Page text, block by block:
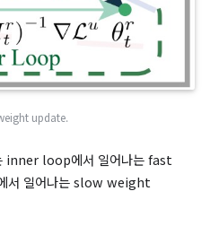
data의 균형을 맞추기
합니다.
에서는 forget data에 영향을 주는
를 모두 고려하는 weight